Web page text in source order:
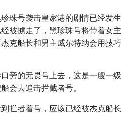
珠号袭击皇家港的剧情已经发生
被掳走了，黑珍珠号将带着女主
克船长和男主威尔特纳会用技巧
旁的无畏号上去，这是一艘一级
会去追击拦截者号。
拦者着号，应该已经被杰克船长